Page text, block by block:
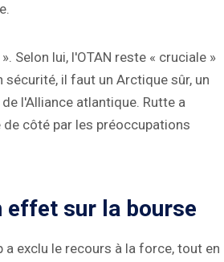
Selon lui, l'OTAN reste « cruciale »
il faut un Arctique sûr, un
l'Alliance atlantique. Rutte a
de côté par les préoccupations
effet sur la bourse
a exclu le recours à la force, tout en